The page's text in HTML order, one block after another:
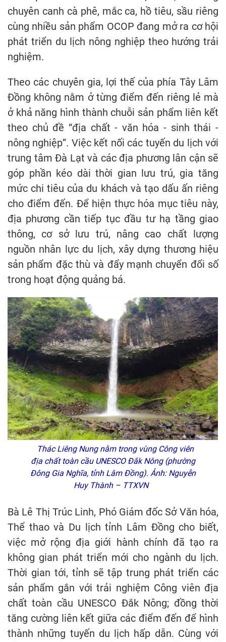
chuyên canh cà phê, mắc ca, hồ tiêu, sầu riêng
cùng nhiều sản phẩm OCOP đang mở ra cơ hội
phát triển du lịch nông nghiệp theo hướng trải
nghiệm.
Theo các chuyên gia, lợi thế của phía Tây Lâm
Đồng không nằm ở từng điểm đến riêng lẻ mà
ở khả năng hình thành chuỗi sản phẩm liên kết
theo chủ đề “địa chất - văn hóa - sinh thái -
nông nghiệp”. Việc kết nối các tuyến du lịch với
trung tâm Đà Lạt và các địa phương lân cận sẽ
góp phần kéo dài thời gian lưu trú, gia tăng
mức chi tiêu của du khách và tạo dấu ấn riêng
cho điểm đến. Để hiện thực hóa mục tiêu này,
địa phương cần tiếp tục đầu tư hạ tầng giao
thông, cơ sở lưu trú, nâng cao chất lượng
nguồn nhân lực du lịch, xây dựng thương hiệu
sản phẩm đặc thù và đẩy mạnh chuyển đổi số
trong hoạt động quảng bá.
Thác Liêng Nung nằm trong vùng Công viên
địa chất toàn cầu UNESCO Đắk Nông (phường
Đông Gia Nghĩa, tỉnh Lâm Đồng). Ảnh: Nguyễn
Huy Thành – TTXVN
Bà Lê Thị Trúc Linh, Phó Giám đốc Sở Văn hóa,
Thể thao và Du lịch tỉnh Lâm Đồng cho biết,
việc mở rộng địa giới hành chính đã tạo ra
không gian phát triển mới cho ngành du lịch.
Thời gian tới, tỉnh sẽ tập trung phát triển các
sản phẩm gắn với trải nghiệm Công viên địa
chất toàn cầu UNESCO Đắk Nông; đồng thời
tăng cường liên kết giữa các điểm đến để hình
thành những tuyến du lịch hấp dẫn. Cùng với